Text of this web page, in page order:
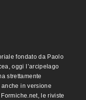
fondato da Paolo
oggi l’arcipelago
strettamente
in versione
le riviste